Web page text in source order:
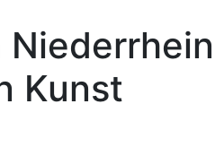
Niederrhein
Kunst